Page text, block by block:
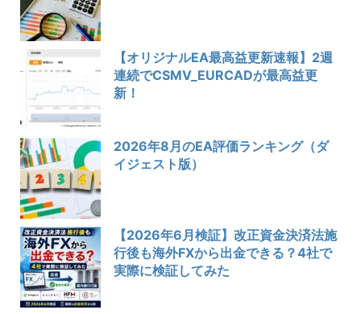
【オリジナルEA最高益更新速報】2週
連続でCSMV_EURCADが最高益更
新！
2026年8月のEA評価ランキング（ダ
イジェスト版）
【2026年6月検証】改正資金決済法施
行後も海外FXから出金できる？4社で
実際に検証してみた